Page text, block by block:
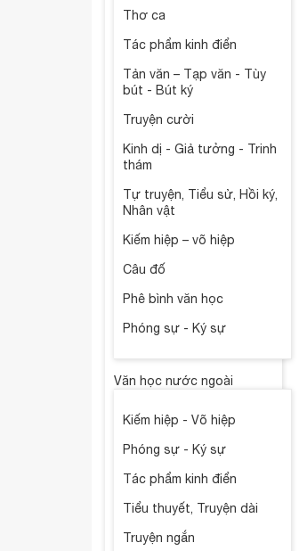
Thơ ca
Tác phẩm kinh điển
Tản văn – Tạp văn - Tùy
bút - Bút ký
Truyện cười
Kinh dị - Giả tưởng - Trinh
thám
Tự truyện, Tiểu sử, Hồi ký,
Nhân vật
Kiếm hiệp – võ hiệp
Câu đố
Phê bình văn học
Phóng sự - Ký sự
Văn học nước ngoài
Kiếm hiệp - Võ hiệp
Phóng sự - Ký sự
Tác phẩm kinh điển
Tiểu thuyết, Truyện dài
Truyện ngắn